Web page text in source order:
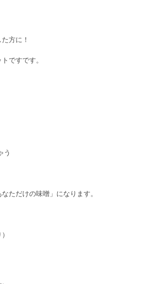
方に！
ですです。
う
ただけの味噌」になります。